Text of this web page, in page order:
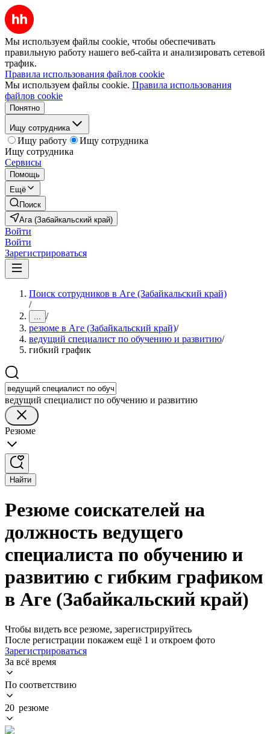
Мы используем файлы cookie, чтобы обеспечивать
правильную работу нашего веб-сайта и анализировать сетевой
трафик.
Правила использования файлов cookie
Мы используем файлы cookie. Правила использования
файлов cookie
Понятно
Ищу сотрудника
Ищу работу
Ищу сотрудника
Ищу сотрудника
Сервисы
Помощь
Ещё
Поиск
Ага (Забайкальский край)
Войти
Войти
Зарегистрироваться
Поиск сотрудников в Аге (Забайкальский край)
/
... /
резюме в Аге (Забайкальский край)/
ведущий специалист по обучению и развитию/
гибкий график
ведущий специалист по обучению и развитию
Резюме
Найти
Резюме соискателей на
должность ведущего
специалиста по обучению и
развитию с гибким графиком
в Аге (Забайкальский край)
Чтобы видеть все резюме, зарегистрируйтесь
После регистрации покажем ещё 1 и откроем фото
Зарегистрироваться
За всё время
По соответствию
20 резюме